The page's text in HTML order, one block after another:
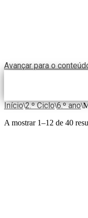
Avançar para o
Início\2.º Ciclo\6.º ano\
A mostrar 1–12 de 40